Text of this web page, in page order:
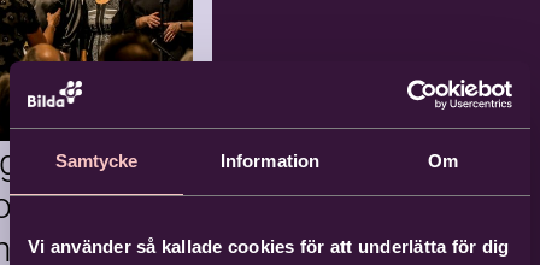
Samtycke Information Om
Vi använder så kallade cookies för att underlätta för dig
till dagar
unika röst står i
Genom enkla
övningar
vi oss fram till
i våra röster och
luftﬂöde, klang
Lövnäskyrkan, Ham
en